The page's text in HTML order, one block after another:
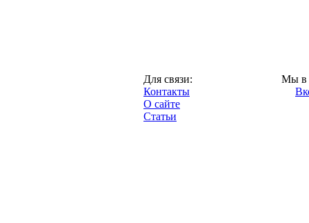
Для связи:
Контакты
О сайте
Статьи
Мы в